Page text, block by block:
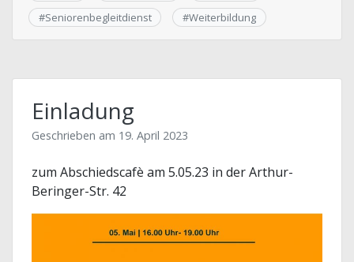
#Seniorenbegleitdienst #Weiterbildung
Einladung
Geschrieben am 19. April 2023
zum Abschiedscafè am 5.05.23 in der Arthur-
Beringer-Str. 42